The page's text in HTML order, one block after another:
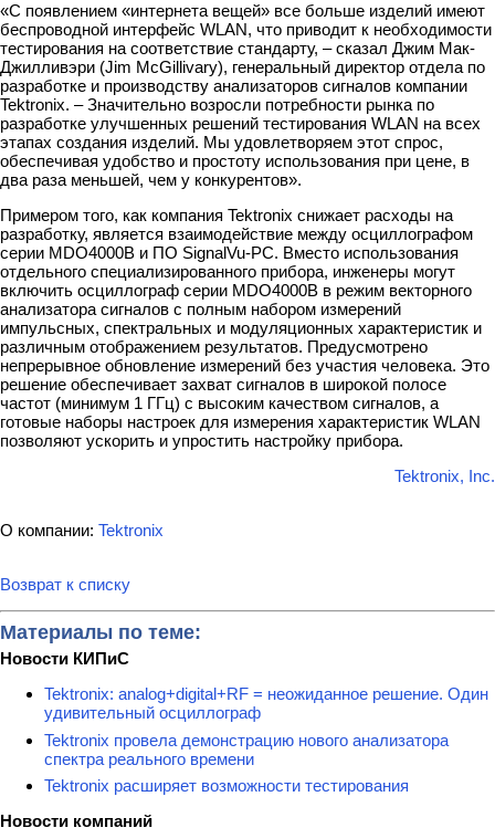
«С появлением «интернета вещей» все больше изделий имеют
беспроводной интерфейс WLAN, что приводит к необходимости
тестирования на соответствие стандарту, – сказал Джим Мак-
Джилливэри (Jim McGillivary), генеральный директор отдела по
разработке и производству анализаторов сигналов компании
Tektronix. – Значительно возросли потребности рынка по
разработке улучшенных решений тестирования WLAN на всех
этапах создания изделий. Мы удовлетворяем этот спрос,
обеспечивая удобство и простоту использования при цене, в
два раза меньшей, чем у конкурентов».
Примером того, как компания Tektronix снижает расходы на
разработку, является взаимодействие между осциллографом
серии MDO4000B и ПО SignalVu-PC. Вместо использования
отдельного специализированного прибора, инженеры могут
включить осциллограф серии MDO4000B в режим векторного
анализатора сигналов с полным набором измерений
импульсных, спектральных и модуляционных характеристик и
различным отображением результатов. Предусмотрено
непрерывное обновление измерений без участия человека. Это
решение обеспечивает захват сигналов в широкой полосе
частот (минимум 1 ГГц) с высоким качеством сигналов, а
готовые наборы настроек для измерения характеристик WLAN
позволяют ускорить и упростить настройку прибора.
Tektronix, Inc.
О компании: Tektronix
Возврат к списку
Материалы по теме:
Новости КИПиС
Tektronix: analog+digital+RF = неожиданное решение. Один
удивительный осциллограф
Tektronix провела демонстрацию нового анализатора
спектра реального времени
Tektronix расширяет возможности тестирования
Новости компаний